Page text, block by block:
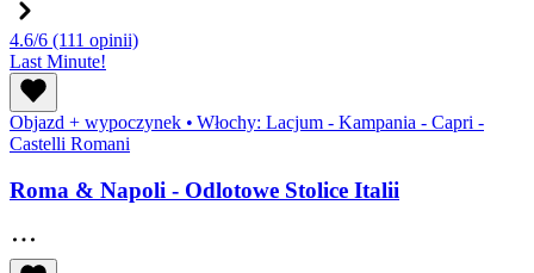
4.6/6 (111 opinii)
Last Minute!
Objazd + wypoczynek • Włochy: Lacjum - Kampania - Capri -
Castelli Romani
Roma & Napoli - Odlotowe Stolice Italii